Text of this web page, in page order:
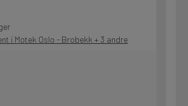
i Motek Oslo - Brobekk + 3 andre